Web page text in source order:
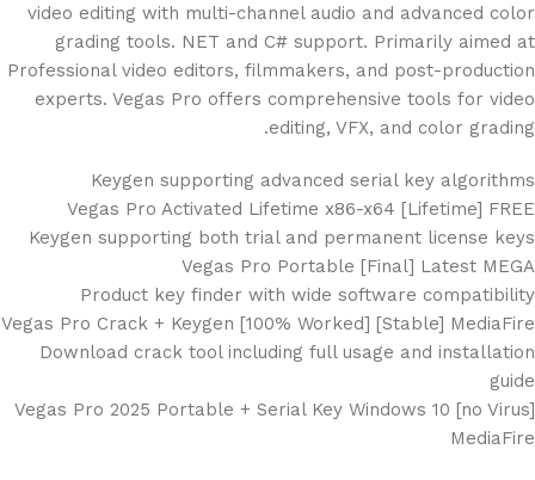
video editing with multi-channel audio and advanced color
grading tools. NET and C# support. Primarily aimed at
Professional video editors, filmmakers, and post-production
experts. Vegas Pro offers comprehensive tools for video
editing, VFX, and color grading.
Keygen supporting advanced serial key algorithms
Vegas Pro Activated Lifetime x86-x64 [Lifetime] FREE
Keygen supporting both trial and permanent license keys
Vegas Pro Portable [Final] Latest MEGA
Product key finder with wide software compatibility
Vegas Pro Crack + Keygen [100% Worked] [Stable] MediaFire
Download crack tool including full usage and installation
guide
Vegas Pro 2025 Portable + Serial Key Windows 10 [no Virus]
MediaFire